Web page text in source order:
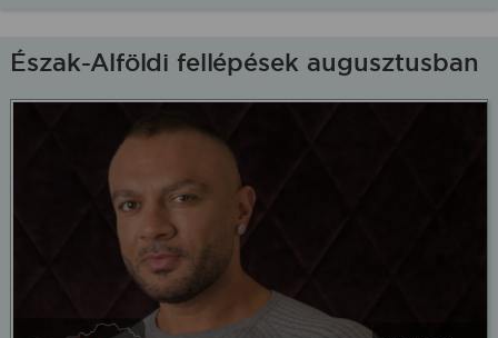
Alföld
Észak-Alföldi fellépések augusztusban